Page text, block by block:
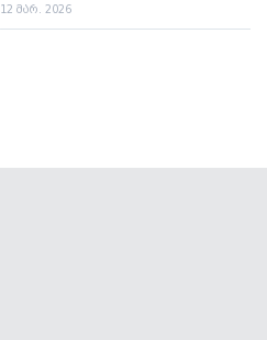
12 მარ. 2026